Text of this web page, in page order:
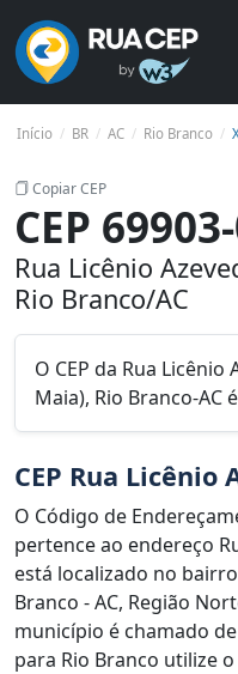
Início BR AC Rio Branco
Copiar CEP
CEP
Rua Licênio
Rio Branco/AC
O CEP da Rua
Maia), Rio Branco-AC é
CEP Rua Licênio
O Código de
pertence ao endereço
está localizado no
Branco - AC, Região
município é chamado
para Rio Branco utilize